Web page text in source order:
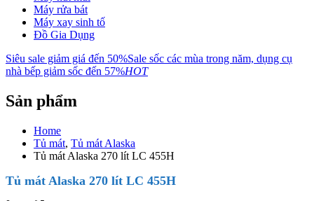
Máy rửa bát
Máy xay sinh tố
Đồ Gia Dụng
Siêu sale giảm giá đến 50%Sale sốc các mùa trong năm, dụng cụ
nhà bếp giảm sốc đến 57%HOT
Sản phẩm
Home
Tủ mát, Tủ mát Alaska
Tủ mát Alaska 270 lít LC 455H
Tủ mát Alaska 270 lít LC 455H